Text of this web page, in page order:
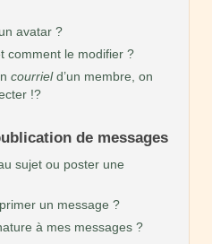
avatar ?
comment le modifier ?
courrield’un membre, on
!?
de messages
sujet ou poster une
un message ?
à mes messages ?